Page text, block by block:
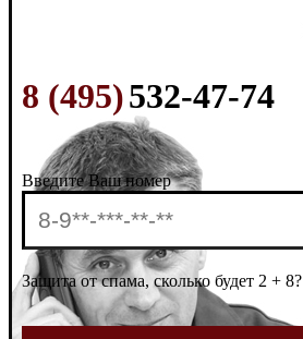
8 (495)532-47-74
Введите Ваш номер
Защита от спама, сколько будет 2 + 8?